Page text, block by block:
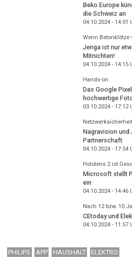
Beko Europe
die Schweiz an
04.10.2024 - 14:01
Wenn
Jenga ist nur
Mitnichten!
04.10.2024 - 14:15
Hands-on
Das Google
hochwertige
03.10.2024 - 17:12
Netzwerksicherheit
Nagravision und
Partnerschaft
04.10.2024 - 17:54
Hololens 2 ist
Microsoft stellt
ein
04.10.2024 - 14:46
Nach 12 bzw. 10
CEtoday und
04.10.2024 - 11:57
PHILIPS APP HAUSHALT ELEKTRO